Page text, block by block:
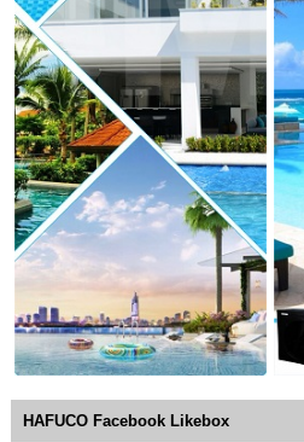
HAFUCO Facebook Likebox